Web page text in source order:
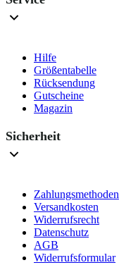
Hilfe
Größentabelle
Rücksendung
Gutscheine
Magazin
Sicherheit
Zahlungsmethoden
Versandkosten
Widerrufsrecht
Datenschutz
AGB
Widerrufsformular